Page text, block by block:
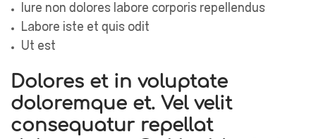
Iure non dolores labore corporis repellendus
Labore iste et quis odit
Ut est
Dolores et in voluptate
doloremque et. Vel velit
consequatur repellat